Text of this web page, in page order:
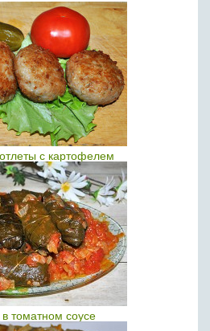
с картофелем
томатном соусе